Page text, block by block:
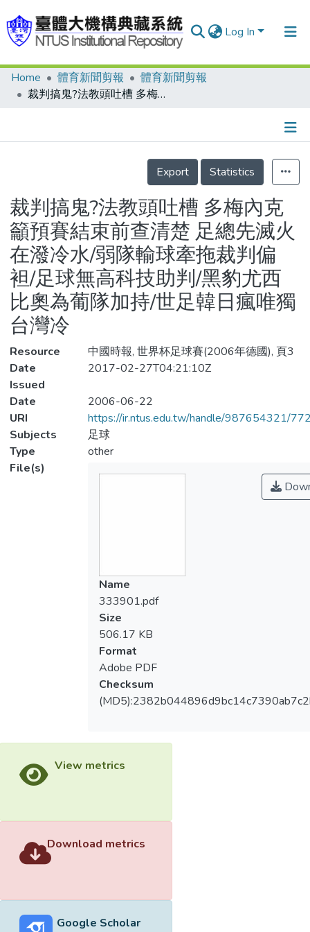
Log In
Communities & Collections
Statistics
Home 體育新聞剪報
體育新聞剪報
裁判搞鬼?法教頭吐槽 多梅內克籲預賽結束前查清楚 足總先滅火在潑冷水/弱隊輸球牽拖裁判偏袒/足球無高科技助判/黑豹尤西比奧為葡隊加持/世足韓日瘋唯獨台灣冷
Details
Export
Statistics
裁判搞鬼?法教頭吐槽 多梅內克
籲預賽結束前查清楚 足總先滅火
在潑冷水/弱隊輸球牽拖裁判偏
袒/足球無高科技助判/黑豹尤西
比奧為葡隊加持/世足韓日瘋唯獨
台灣冷
Resource
中國時報, 世界杯足球賽(2006年德國), 頁3
Date
Issued
2017-02-27T04:21:10Z
Date
2006-06-22
URI
https://ir.ntus.edu.tw/handle/987654321/
Subjects
足球
Type
other
File(s)
Name
333901.pdf
Size
506.17 KB
Format
Adobe PDF
Checksum
View metrics
Download metrics
Google Scholar